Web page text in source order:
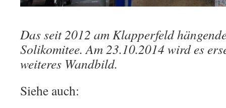
Das seit 2012 am Klapperfeld
Solikomitee. Am 23.10.2014 wird es
weiteres Wandbild.
Siehe auch: